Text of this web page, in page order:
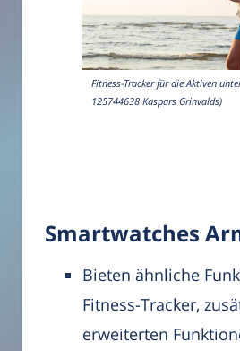
Fitness-Tracker für die Aktiven
125744638 Kaspars Grinvalds)
Smartwatches
Bieten ähnliche
Fitness-Tracker,
erweiterten